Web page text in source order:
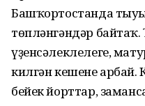
Башҡортостанда
төпләнгәндәр байтаҡ.
үҙенсәлеклелеге,
килгән кешене арбай.
бейек йорттар,